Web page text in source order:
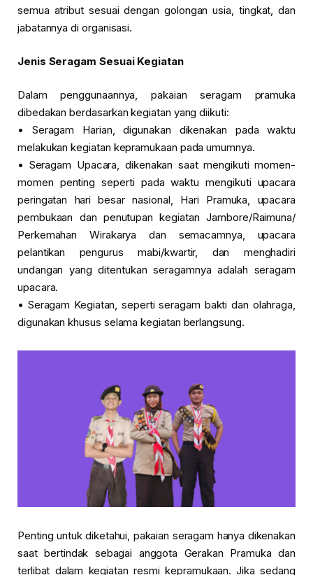
semua atribut sesuai dengan golongan usia, tingkat, dan
jabatannya di organisasi.
Jenis Seragam Sesuai Kegiatan
Dalam penggunaannya, pakaian seragam pramuka
dibedakan berdasarkan kegiatan yang diikuti:
• Seragam Harian, digunakan dikenakan pada waktu
melakukan kegiatan kepramukaan pada umumnya.
• Seragam Upacara, dikenakan saat mengikuti momen-
momen penting seperti pada waktu mengikuti upacara
peringatan hari besar nasional, Hari Pramuka, upacara
pembukaan dan penutupan kegiatan Jambore/Raimuna/
Perkemahan Wirakarya dan semacamnya, upacara
pelantikan pengurus mabi/kwartir, dan menghadiri
undangan yang ditentukan seragamnya adalah seragam
upacara.
• Seragam Kegiatan, seperti seragam bakti dan olahraga,
digunakan khusus selama kegiatan berlangsung.
Penting untuk diketahui, pakaian seragam hanya dikenakan
saat bertindak sebagai anggota Gerakan Pramuka dan
terlibat dalam kegiatan resmi kepramukaan. Jika sedang